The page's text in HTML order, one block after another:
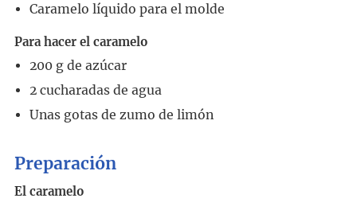
Caramelo líquido para el molde
Para hacer el caramelo
200 g de azúcar
2 cucharadas de agua
Unas gotas de zumo de limón
Preparación
El caramelo